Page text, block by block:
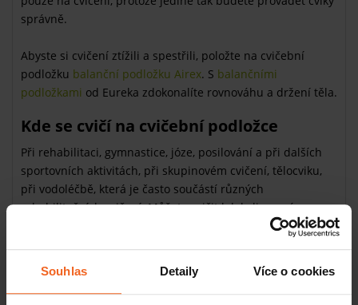
Souhlas Detaily Více o cookies
správně.
Abyste si cvičení ztížili a spestřili, položte na cvičební
podložku balanční podložku Airex. S balančními
podložkami od Eureka zdokonalíte rovnováhu a držení těla.
Kde se cvičí na cvičební podložce
Při rehabilitaci, gymnastice, józe, posilování a při dalších
sportovních aktivitách, při skupinovém cvičení, tělocviku,
při vodoléčbě, která je často součástí různých
rehabilitačních cvičení. Můžete cvičit kdekoliv se vám